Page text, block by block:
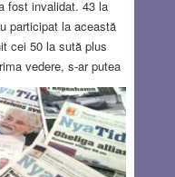
fost invalidat. 43 la
participat la această
cei 50 la sută plus
vedere, s-ar putea
de stânga, liberale,
să rămână
constisitoarei
de guvernământ
din nou credibilitate